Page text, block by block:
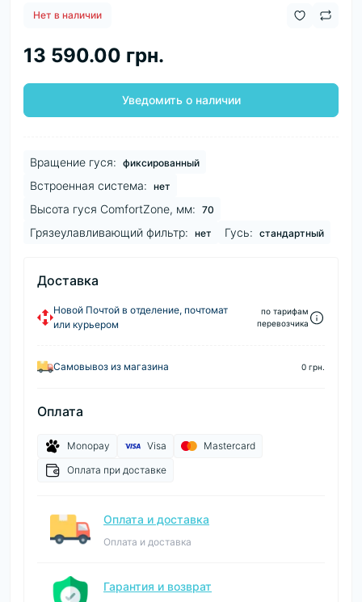
Нет в наличии
13 590.00 грн.
Уведомить о наличии
Вращение гуся: фиксированный
Встроенная система: нет
Высота гуся ComfortZone, мм: 70
Грязеулавливающий фильтр: нет Гусь: стандартный
Доставка
Новой Почтой в отделение, почтомат
или курьером
по тарифам
перевозчика
Самовывоз из магазина 0 грн.
Оплата
Monopay Visa
Mastercard
Оплата при доставке
Оплата и доставка
Оплата и доставка
Гарантия и возврат